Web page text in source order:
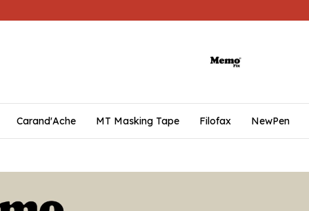
Carand'Ache MT Masking Tape Filofax NewPen